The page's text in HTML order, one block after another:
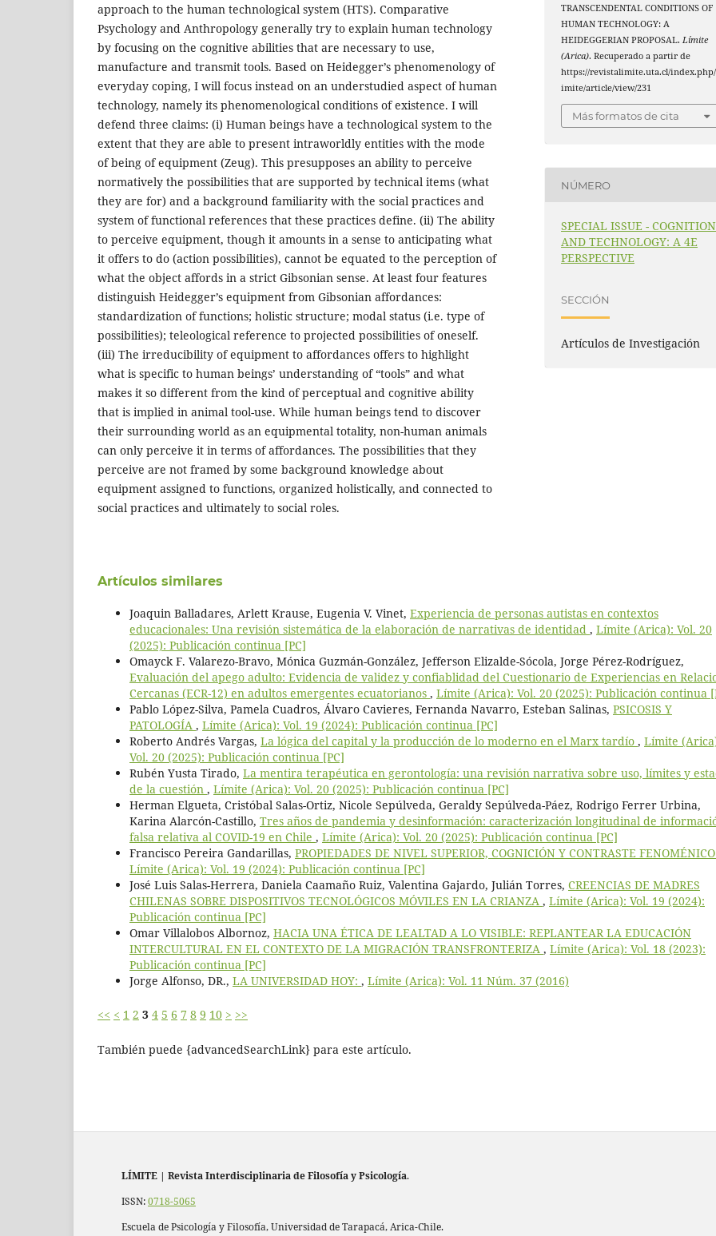
approach to the human technological system (HTS). Comparative
Psychology and Anthropology generally try to explain human technology
by focusing on the cognitive abilities that are necessary to use,
manufacture and transmit tools. Based on Heidegger’s phenomenology of
everyday coping, I will focus instead on an understudied aspect of human
technology, namely its phenomenological conditions of existence. I will
defend three claims: (i) Human beings have a technological system to the
extent that they are able to present intraworldly entities with the mode
of being of equipment (Zeug). This presupposes an ability to perceive
normatively the possibilities that are supported by technical items (what
they are for) and a background familiarity with the social practices and
system of functional references that these practices define. (ii) The ability
to perceive equipment, though it amounts in a sense to anticipating what
it offers to do (action possibilities), cannot be equated to the perception of
what the object affords in a strict Gibsonian sense. At least four features
distinguish Heidegger’s equipment from Gibsonian affordances:
standardization of functions; holistic structure; modal status (i.e. type of
possibilities); teleological reference to projected possibilities of oneself.
(iii) The irreducibility of equipment to affordances offers to highlight
what is specific to human beings’ understanding of “tools” and what
makes it so different from the kind of perceptual and cognitive ability
that is implied in animal tool-use. While human beings tend to discover
their surrounding world as an equipmental totality, non-human animals
can only perceive it in terms of affordances. The possibilities that they
perceive are not framed by some background knowledge about
equipment assigned to functions, organized holistically, and connected to
social practices and ultimately to social roles.
TRANSCENDENTAL CONDITIONS OF
HUMAN TECHNOLOGY: A
HEIDEGGERIAN PROPOSAL.Límite
(Arica). Recuperado a partir de
https://revistalimite.uta.cl/
imite/article/view/231
Más formatos de cita
NÚMERO
SPECIAL ISSUE - COGNITION
AND TECHNOLOGY: A 4E
PERSPECTIVE
SECCIÓN
Artículos de Investigación
Artículos similares
Joaquin Balladares, Arlett Krause, Eugenia V. Vinet, Experiencia de personas autistas en contextos
educacionales: Una revisión sistemática de la elaboración de narrativas de identidad , Límite (Arica): Vol. 20
(2025): Publicación continua [PC]
Omayck F. Valarezo-Bravo, Mónica Guzmán-González, Jefferson Elizalde-Sócola, Jorge Pérez-Rodríguez,
Evaluación del apego adulto: Evidencia de validez y confiablidad del Cuestionario de Experiencias en
Cercanas (ECR-12) en adultos emergentes ecuatorianos , Límite (Arica): Vol. 20 (2025): Publicación continua
Pablo López-Silva, Pamela Cuadros, Álvaro Cavieres, Fernanda Navarro, Esteban Salinas, PSICOSIS Y
PATOLOGÍA , Límite (Arica): Vol. 19 (2024): Publicación continua [PC]
Roberto Andrés Vargas, La lógica del capital y la producción de lo moderno en el Marx tardío , Límite
Vol. 20 (2025): Publicación continua [PC]
Rubén Yusta Tirado, La mentira terapéutica en gerontología: una revisión narrativa sobre uso, límites y
de la cuestión , Límite (Arica): Vol. 20 (2025): Publicación continua [PC]
Herman Elgueta, Cristóbal Salas-Ortiz, Nicole Sepúlveda, Geraldy Sepúlveda-Páez, Rodrigo Ferrer Urbina,
Karina Alarcón-Castillo, Tres años de pandemia y desinformación: caracterización longitudinal de
falsa relativa al COVID-19 en Chile , Límite (Arica): Vol. 20 (2025): Publicación continua [PC]
Francisco Pereira Gandarillas, PROPIEDADES DE NIVEL SUPERIOR, COGNICIÓN Y CONTRASTE
Límite (Arica): Vol. 19 (2024): Publicación continua [PC]
José Luis Salas-Herrera, Daniela Caamaño Ruiz, Valentina Gajardo, Julián Torres, CREENCIAS DE MADRES
CHILENAS SOBRE DISPOSITIVOS TECNOLÓGICOS MÓVILES EN LA CRIANZA , Límite (Arica): Vol. 19 (2024):
Publicación continua [PC]
Omar Villalobos Albornoz, HACIA UNA ÉTICA DE LEALTAD A LO VISIBLE: REPLANTEAR LA EDUCACIÓN
INTERCULTURAL EN EL CONTEXTO DE LA MIGRACIÓN TRANSFRONTERIZA , Límite (Arica): Vol. 18 (2023):
Publicación continua [PC]
Jorge Alfonso, DR., LA UNIVERSIDAD HOY: , Límite (Arica): Vol. 11 Núm. 37 (2016)
<< < 1 2 3 4 5 6 7 8 9 10 > >>
También puede {advancedSearchLink} para este artículo.
LÍMITE | Revista Interdisciplinaria de Filosofía y Psicología.
ISSN:0718-5065
Escuela de Psicología y Filosofía, Universidad de Tarapacá, Arica-Chile.